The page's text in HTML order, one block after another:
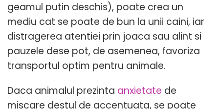
geamul putin deschis), poate crea un
mediu cat se poate de bun la unii caini, iar
distragerea atentiei prin joaca sau alint si
pauzele dese pot, de asemenea, favoriza
transportul optim pentru animale.
Daca animalul prezinta anxietate de
miscare destul de accentuata, se poate